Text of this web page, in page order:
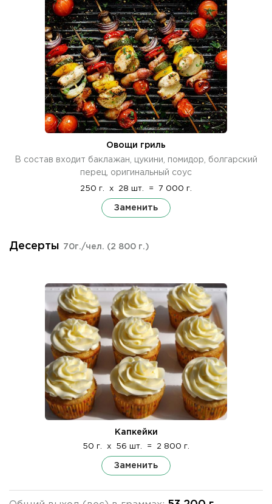
Овощи гриль
В состав входит баклажан, цукини, помидор, болгарский
перец, оригинальный соус
250 г. x 28 шт. = 7 000 г.
Заменить
Десерты 70г./чел. (2 800 г.)
Капкейки
50 г. x 56 шт. = 2 800 г.
Заменить